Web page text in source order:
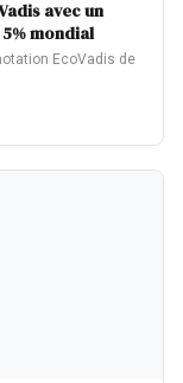
avec un
mondial
EcoVadis de